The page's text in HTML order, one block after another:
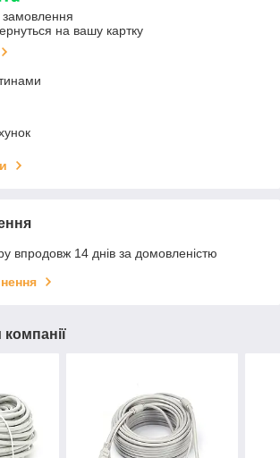
на вашу картку
впродовж 14 днів за домовленістю
компанії